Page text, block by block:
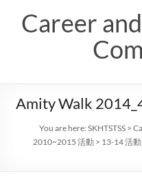
contentCareer
Amity Walk
You are here:SKHTSTSS >
2010~2015 活動 > 13-14 活動